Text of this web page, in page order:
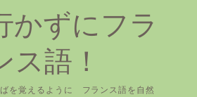
かずにフラ
ス語！
を覚えるように フランス語を自然